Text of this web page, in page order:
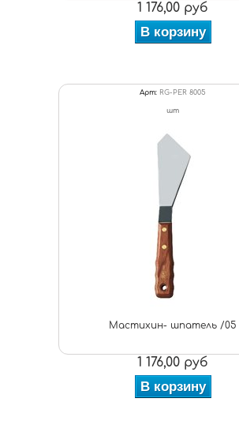
1 176,00 руб
В корзину
Арт: RG-PER 8005
шт
Мастихин- шпатель /05
1 176,00 руб
В корзину